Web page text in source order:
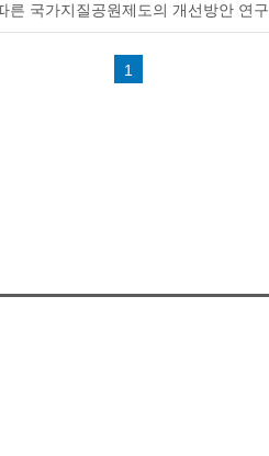
른 국가지질공원제도의 개선방안 연구
1